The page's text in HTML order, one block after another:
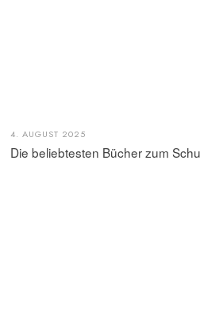
4. AUGUST 2025
Die beliebtesten Bücher zum